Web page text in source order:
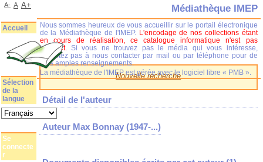
Nouvelle recherche
Détail de l'auteur
Auteur Max Bonnay (1947-...)
Médiathèque IMEP
Nous sommes heureux de vous accueillir sur le portail électronique
de la Médiathèque de l'IMEP. L'encodage de nos collections étant
en cours de réalisation, ce catalogue informatique n'est pas
complet.
Si vous ne trouvez pas le média qui vous intéresse,
n'hésitez pas à nous contacter par mail ou par téléphone pour de
plus amples renseignements.
La médiathèque de l'IMEP est gérée avec le logiciel libre « PMB ».
A- A A+
Accueil
Sélection
de la
langue
Se
connecte
r